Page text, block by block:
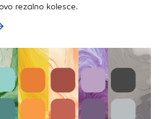
rezalno kolesce.